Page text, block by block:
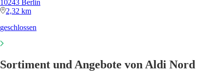
10243 Berlin
2,32 km
geschlossen
Sortiment und Angebote von Aldi Nord